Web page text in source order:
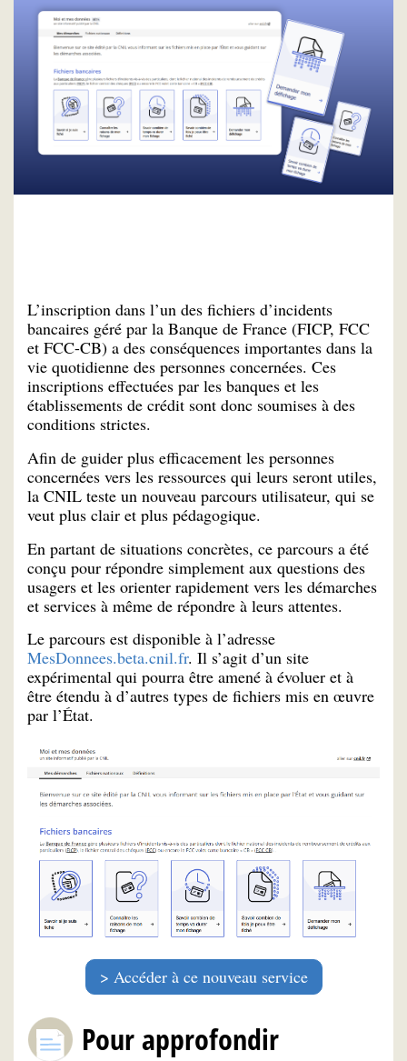
L’inscription dans l’un des fichiers d’incidents
bancaires géré par la Banque de France (FICP, FCC
et FCC-CB) a des conséquences importantes dans la
vie quotidienne des personnes concernées. Ces
inscriptions effectuées par les banques et les
établissements de crédit sont donc soumises à des
conditions strictes.
Afin de guider plus efficacement les personnes
concernées vers les ressources qui leurs seront utiles,
la CNIL teste un nouveau parcours utilisateur, qui se
veut plus clair et plus pédagogique.
En partant de situations concrètes, ce parcours a été
conçu pour répondre simplement aux questions des
usagers et les orienter rapidement vers les démarches
et services à même de répondre à leurs attentes.
Le parcours est disponible à l’adresse
MesDonnees.beta.cnil.fr. Il s’agit d’un site
expérimental qui pourra être amené à évoluer et à
être étendu à d’autres types de fichiers mis en œuvre
par l’État.
Accéder à ce nouveau service
Pour approfondir